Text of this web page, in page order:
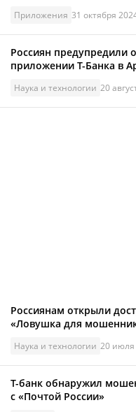
Приложения 31 октября
Россиян предупредили
приложении Т-Банка в
Наука и технологии 20
Россиянам открыли
«Ловушка для
Наука и технологии 20 июля
Т-банк обнаружил
с «Почтой России»